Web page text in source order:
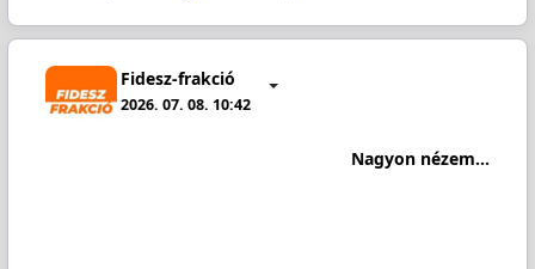
Fidesz-frakció
2026. 07. 08. 10:42
Nagyon nézem...